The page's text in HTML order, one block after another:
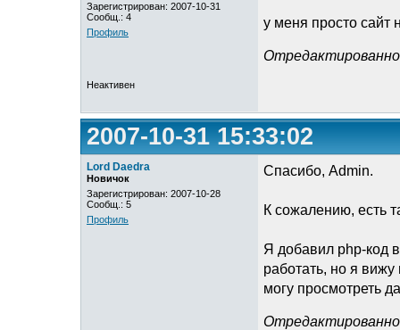
Зарегистрирован: 2007-10-31
Сообщ.: 4
Профиль
у меня просто сайт
Отредактированно
Неактивен
2007-10-31 15:33:02
Lord Daedra
Новичок
Зарегистрирован: 2007-10-28
Сообщ.: 5
Профиль
Спасибо, Admin.
К сожалению, есть
Я добавил php-код
работать, но я
могу просмотреть
Отредактированно